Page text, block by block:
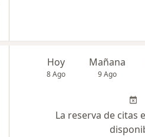
Hoy
8 Ago
Mañana
9 Ago
La reserva de citas